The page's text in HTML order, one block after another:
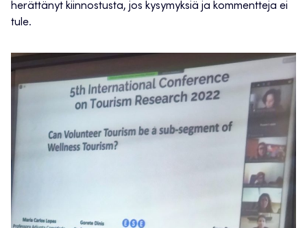
herättänyt kiinnostusta, jos kysymyksiä ja kommentteja ei
tule.